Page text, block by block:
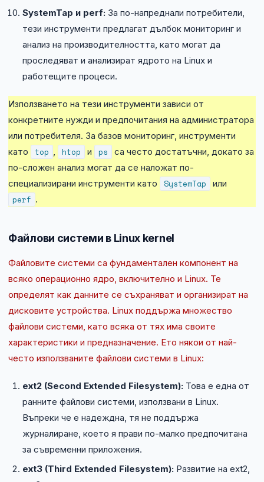
SystemTap и perf: За по-напреднали потребители,
тези инструменти предлагат дълбок мониторинг и
анализ на производителността, като могат да
проследяват и анализират ядрото на Linux и
работещите процеси.
Използването на тези инструменти зависи от
конкретните нужди и предпочитания на администратора
или потребителя. За базов мониторинг, инструменти
като
top , htop и ps
са често достатъчни, докато за
по-сложен анализ могат да се наложат по-
специализирани инструменти като
SystemTap или
perf .
Файлови системи в Linux kernel
Файловите системи са фундаментален компонент на
всяко операционно ядро, включително и Linux. Те
определят как данните се съхраняват и организират на
дисковите устройства. Linux поддържа множество
файлови системи, като всяка от тях има своите
характеристики и предназначение. Ето някои от най-
често използваните файлови системи в Linux:
ext2 (Second Extended Filesystem): Това е една от
ранните файлови системи, използвани в Linux.
Въпреки че е надеждна, тя не поддържа
журналиране, което я прави по-малко предпочитана
за съвременни приложения.
ext3 (Third Extended Filesystem): Развитие на ext2,